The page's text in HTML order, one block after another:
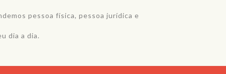
pessoa física, pessoa jurídica e
dia a dia.